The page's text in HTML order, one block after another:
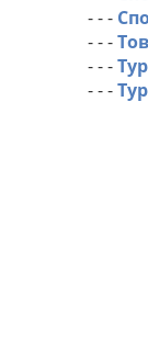
- - -
- - -
- - -
- - -